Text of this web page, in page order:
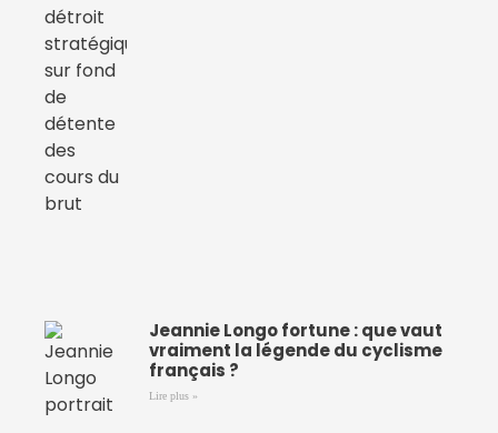
Jeannie Longo fortune : que vaut
vraiment la légende du cyclisme
français ?
Lire plus »